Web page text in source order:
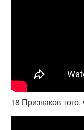
18 Признаков